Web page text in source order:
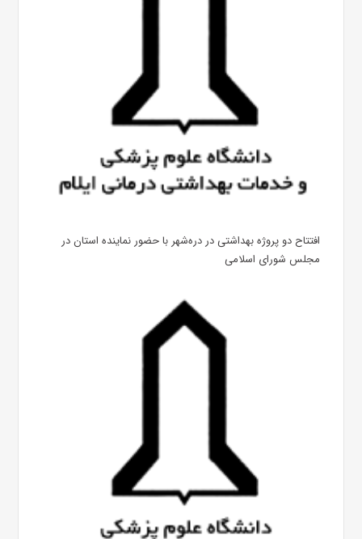
افتتاح دو پروژه بهداشتی در دره‌شهر با حضور نماینده استان در
مجلس شورای اسلامی